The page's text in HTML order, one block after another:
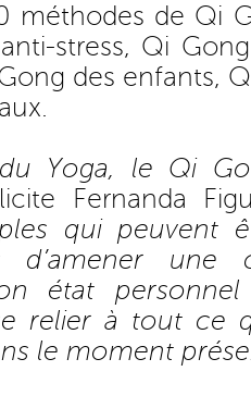
méthodes de Qi
stress, Qi
des enfants,
Yoga, le Qi
Fernanda
qui peuvent
d’amener une
état
relier à tout ce
le moment